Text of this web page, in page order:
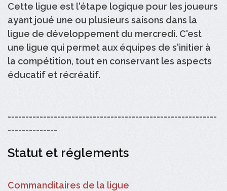
Cette ligue est l'étape logique pour les joueurs
ayant joué une ou plusieurs saisons dans la
ligue de développement du mercredi. C'est
une ligue qui permet aux équipes de s'initier à
la compétition, tout en conservant les aspects
éducatif et récréatif.
-----------------------------------------------------------
--------------
Statut et réglements
Commanditaires de la ligue